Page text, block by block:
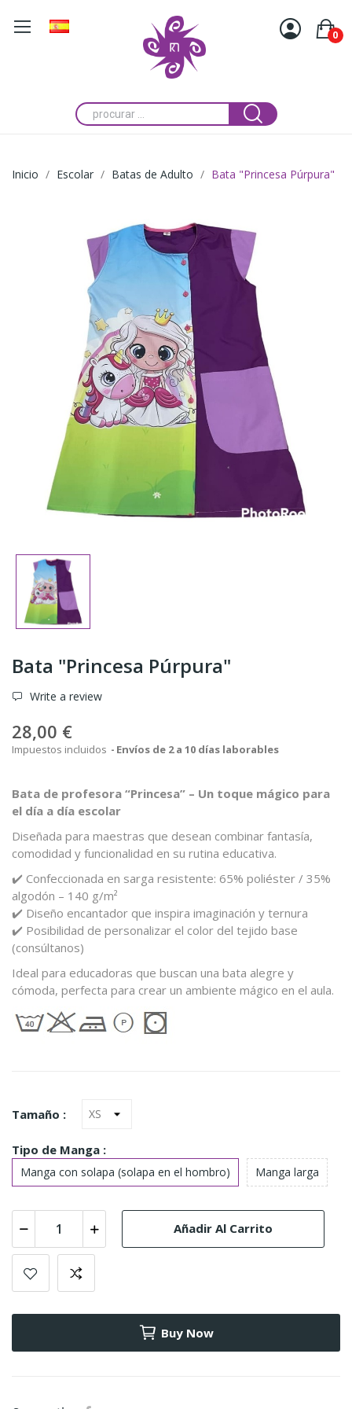
0
Inicio Escolar Batas de Adulto Bata "Princesa Púrpura"
Bata "Princesa Púrpura"
Write a review
28,00 €
Impuestos incluidos Envíos de 2 a 10 días laborables
Bata de profesora “Princesa” – Un toque mágico para
el día a día escolar
Diseñada para maestras que desean combinar fantasía,
comodidad y funcionalidad en su rutina educativa.
✔️ Confeccionada en sarga resistente: 65% poliéster / 35%
algodón – 140 g/m²
✔️ Diseño encantador que inspira imaginación y ternura
✔️ Posibilidad de personalizar el color del tejido base
(consúltanos)
Ideal para educadoras que buscan una bata alegre y
cómoda, perfecta para crear un ambiente mágico en el aula.
Tamaño :
Tipo de Manga :
Manga con solapa (solapa en el hombro) Manga larga
Añadir Al Carrito
Buy Now